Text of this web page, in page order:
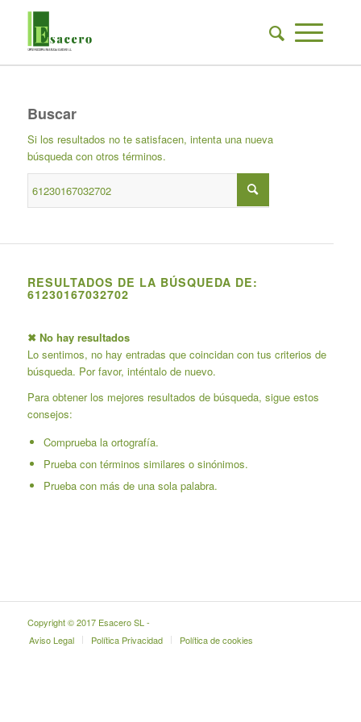
Buscar
Si los resultados no te satisfacen, intenta una nueva
búsqueda con otros términos.
RESULTADOS DE LA BÚSQUEDA DE:
61230167032702
✖ No hay resultados
Lo sentimos, no hay entradas que coincidan con tus criterios de
búsqueda. Por favor, inténtalo de nuevo.
Para obtener los mejores resultados de búsqueda, sigue estos
consejos:
Comprueba la ortografía.
Prueba con términos similares o sinónimos.
Prueba con más de una sola palabra.
Copyright © 2017 Esacero SL -
Aviso Legal
Política Privacidad Política de cookies